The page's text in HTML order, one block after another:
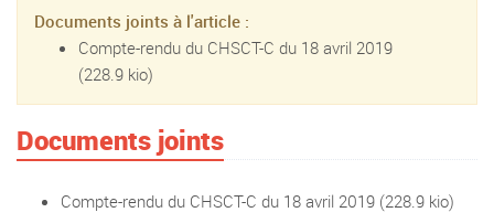
Documents joints à l'article :
Compte-rendu du CHSCT-C du 18 avril 2019
(228.9 kio)
Documents joints
Compte-rendu du CHSCT-C du 18 avril 2019 (228.9 kio)